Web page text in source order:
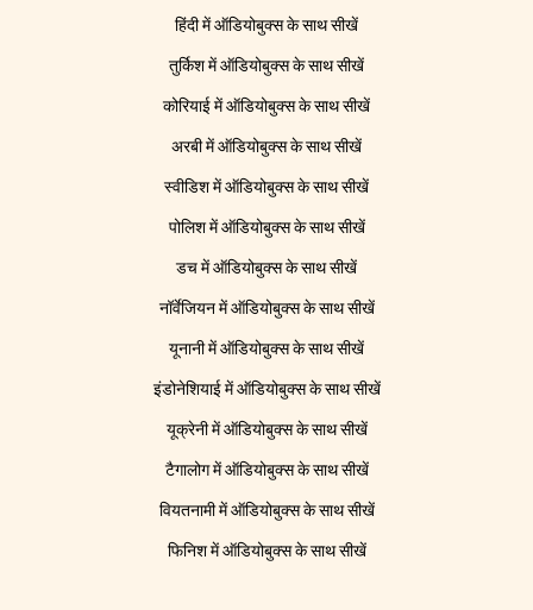
हिंदी में ऑडियोबुक्स के साथ सीखें
तुर्किश में ऑडियोबुक्स के साथ सीखें
कोरियाई में ऑडियोबुक्स के साथ सीखें
अरबी में ऑडियोबुक्स के साथ सीखें
स्वीडिश में ऑडियोबुक्स के साथ सीखें
पोलिश में ऑडियोबुक्स के साथ सीखें
डच में ऑडियोबुक्स के साथ सीखें
नॉर्वेजियन में ऑडियोबुक्स के साथ सीखें
यूनानी में ऑडियोबुक्स के साथ सीखें
इंडोनेशियाई में ऑडियोबुक्स के साथ सीखें
यूक्रेनी में ऑडियोबुक्स के साथ सीखें
टैगालोग में ऑडियोबुक्स के साथ सीखें
वियतनामी में ऑडियोबुक्स के साथ सीखें
फिनिश में ऑडियोबुक्स के साथ सीखें